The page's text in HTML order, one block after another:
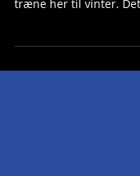
Ledige pladser i
Brian Kjær Jørgensen
træne her til vinter.